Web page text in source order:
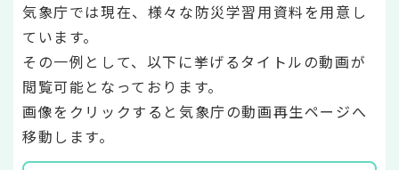
気象庁では現在、様々な防災学習用資料を用意し
ています。
その一例として、以下に挙げるタイトルの動画が
閲覧可能となっております。
画像をクリックすると気象庁の動画再生ページへ
移動します。